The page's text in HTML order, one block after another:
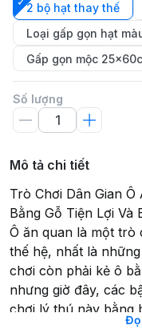
2 bộ hạt thay thế
Loại gấp gọn hạt
Gấp gọn mộc
Số lượng
Mô tả chi tiết
Trò Chơi Dân Gian
Bằng Gỗ Tiện Lợi Và
Ô ăn quan là một trò
thế hệ, nhất là
chơi còn phải kẻ ô
nhưng giờ đây, các
chơi lý thú này bằng